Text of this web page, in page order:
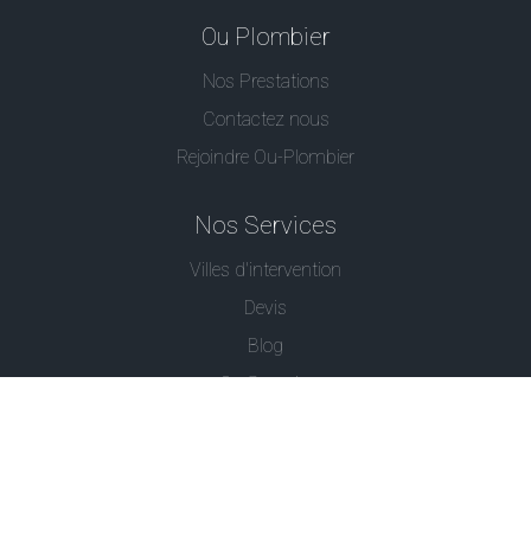
Ou Plombier
Nos Prestations
Contactez nous
Rejoindre Ou-Plombier
Nos Services
Villes d'intervention
Devis
Blog
Ou Serrurier